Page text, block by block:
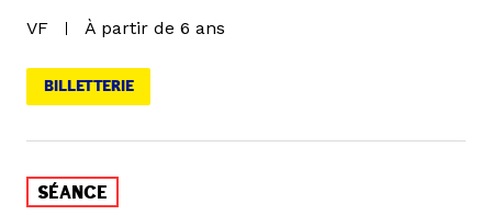
VF À partir de 6 ans
BILLETTERIE
SÉANCE